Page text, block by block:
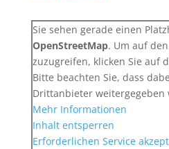
Sie sehen gerade einen
OpenStreetMap. Um auf
zuzugreifen, klicken Sie auf
Bitte beachten Sie, dass
Drittanbieter weitergegeben
Mehr Informationen
Inhalt entsperren
Erforderlichen Service